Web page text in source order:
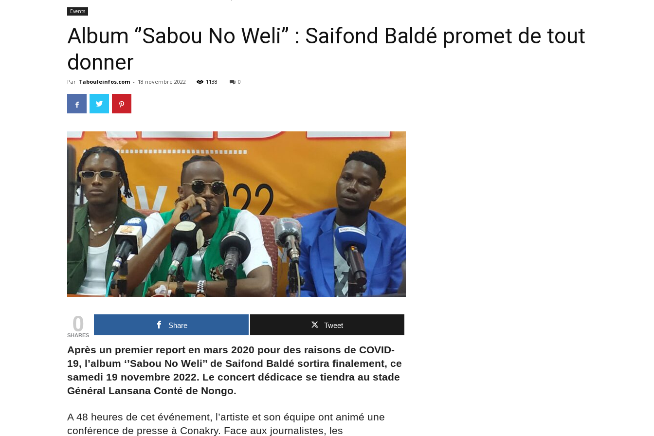
Events
Album ‘’Sabou No Weli’’ : Saifond Baldé promet de tout
donner
Par Tabouleinfos.com - 18 novembre 2022 1138 0
0
SHARES
Share Tweet
Après un premier report en mars 2020 pour des raisons de COVID-
19, l’album ‘’Sabou No Weli’’ de Saifond Baldé sortira finalement, ce
samedi 19 novembre 2022. Le concert dédicace se tiendra au stade
Général Lansana Conté de Nongo.
A 48 heures de cet événement, l’artiste et son équipe ont animé une
conférence de presse à Conakry. Face aux journalistes, les